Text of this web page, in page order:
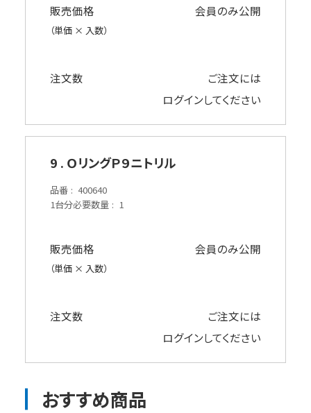
販売価格
（単価 × 入数）
会員のみ公開
注文数
ご注文には
ログインしてください
9 . ＯリングＰ９ニトリル
品番
400640
1台分必要数量
1
販売価格
（単価 × 入数）
会員のみ公開
注文数
ご注文には
ログインしてください
おすすめ商品